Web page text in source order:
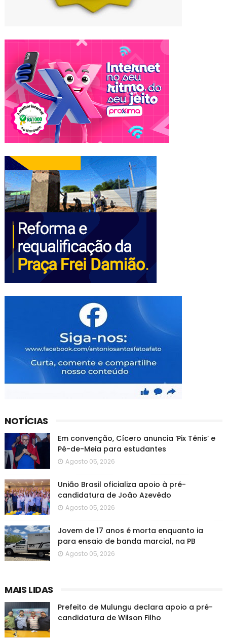
NOTÍCIAS
Em convenção, Cícero anuncia ‘Pix Tênis’ e
Pé-de-Meia para estudantes
Agosto 05, 2026
União Brasil oficializa apoio à pré-
candidatura de João Azevêdo
Agosto 05, 2026
Jovem de 17 anos é morta enquanto ia
para ensaio de banda marcial, na PB
Agosto 05, 2026
MAIS LIDAS
Prefeito de Mulungu declara apoio a pré-
candidatura de Wilson Filho